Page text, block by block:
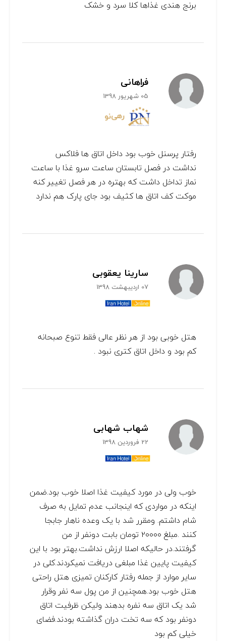
برنج هندی غذاها کلا سرد و خشک
فراهانی
05 شهریور 1398
رفتار پرسنل خوب بود داخل اتاق ها فلاکس
نداشت در فصل تابستان ساعت سرو غذا با ساعت
نماز تداخل داشت که بهتره در هر فصل تغییر کنه
موکت کف اتاق ها کثیف بود جای پارک هم ندارد
سارینا یعقوبی
07 اردیبهشت 1398
هتل خوبی بود از هر نظر عالی فقط تنوع صبحانه
کم بود و داخل اتاق کتری نبود .
شهاب شهابی
22 فروردین 1398
خوب ولی در مورد کیفیت غذا اصلا خوب بود.ضمن
اینکه در مواردی که اینجانب عدم تمایل به صرف
شام داشتم. ومقرر شد با یک وعده ناهار جابجا
کنند .مبلغ ۲۰۰۰۰ تومان بابت دونفر از من
گرفتند.در حالیکه اصلا ارزش نداشت.بهتر بود با این
کیفیت پایین غذا مبلغی دریافت نمیکردند.کلی در
سایر موارد از جمله رفتار کارکنان تمیزی هتل راحتی
هتل خوب بود.همچنین از من پول سه نفر وقرار
شد یک اتاق سه نفره بدهند ولیکن ظرفیت اتاق
دونفر بود که سه تخت دران گذاشته بودند.فضای
خیلی کم بود